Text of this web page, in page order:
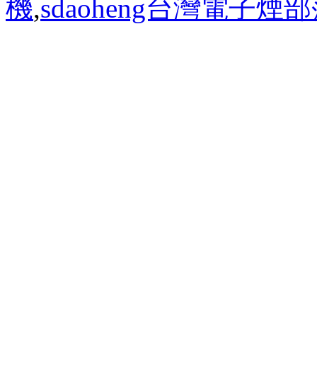
機,sdaoheng台灣電子煙